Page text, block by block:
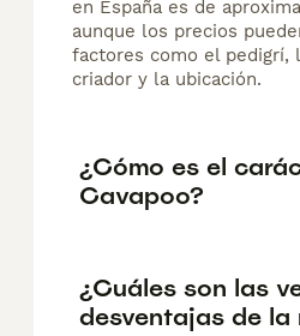
en España es de
aunque los precios
factores como el pedigrí,
criador y la ubicación.
¿Cómo es el
Cavapoo?
¿Cuáles son las
desventajas de la